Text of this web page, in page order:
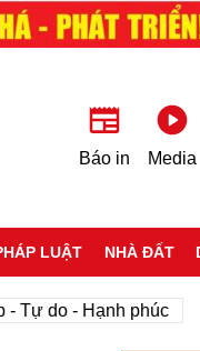
Báo in Media
LUẬT NHÀ ĐẤT
- Hạnh phúc